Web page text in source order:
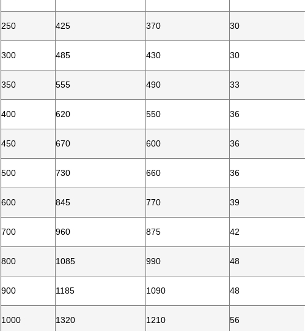
250 425 370 30
300 485 430 30
350 555 490 33
400 620 550 36
450 670 600 36
500 730 660 36
600 845 770 39
700 960 875 42
800 1085 990 48
900 1185 1090 48
1000 1320 1210 56